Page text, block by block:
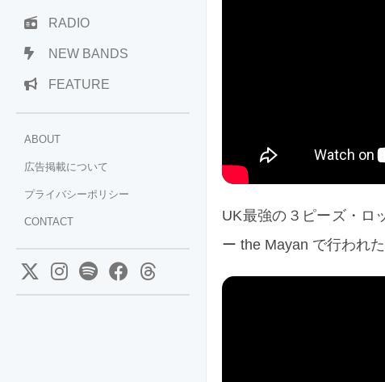
RADIO
NEW BANDS
FEATURE
ABOUT
広告掲載について
プライバシーポリシー
CONTACT
UK最強の３ピーズ・ロ
ー the Mayan で行われ